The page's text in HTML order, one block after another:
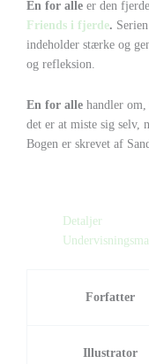
En for alle er den
Friends i fjerde.
indeholder stærke og
og refleksion.
En for alle handler
det er at miste sig selv,
Bogen er skrevet af
Detaljer
Forfatter
Illustrator